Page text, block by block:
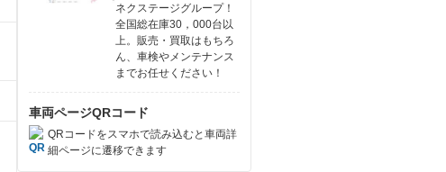
ネクステージグループ！
全国総在庫30，000台以
上。販売・買取はもちろ
ん、車検やメンテナンス
までお任せください！
車両ページQRコード
QRコードをスマホで読み込むと車両詳
細ページに遷移できます